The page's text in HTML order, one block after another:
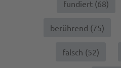
fundiert (68)
berührend (75)
falsch (52)